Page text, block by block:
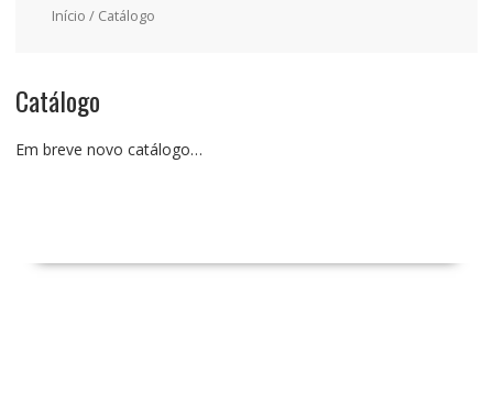
Início / Catálogo
Catálogo
Em breve novo catálogo…